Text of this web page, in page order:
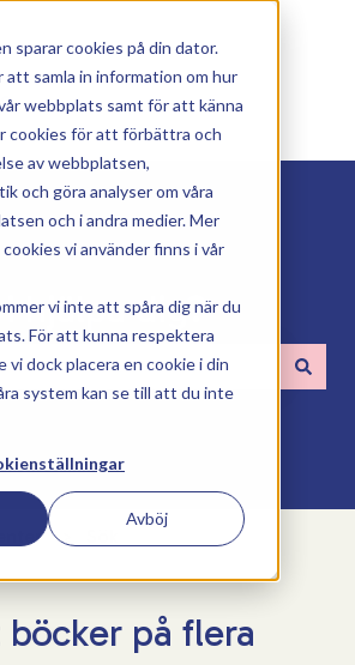
sparar cookies på din dator.
att samla in information om hur
webbplats samt för att känna
cookies för att förbättra och
av webbplatsen,
och göra analyser om våra
och i andra medier. Mer
vi använder finns i vår
vi inte att spåra dig när du
För att kunna respektera
vi dock placera en cookie i din
system kan se till att du inte
Avböj
hjälpa dig?
eftersom sökfältet är tomt.
på flera